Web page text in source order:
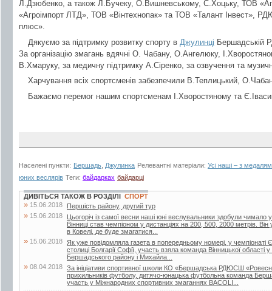
Л.Дзюбенко, а також Л.Бучеку, О.Вишневському, С.Хоцьку, ТОВ
«Агроімпорт ЛТД», ТОВ «Вінтехнопак» та ТОВ «Талант Інвест»,
плюс».
Дякуємо за підтримку розвитку спорту в Джулинці Бершадській
За організацію змагань вдячні О. Чабану, О.Ангелюку,
В.Хмаруку, за медичну підтримку А.Сіренко, за озвучення та
Харчування всіх спортсменів забезпечили В.Теплицький,
Бажаємо перемог нашим спортсменам І.Хворостяному та
Населені пункти: Бершадь Джулинка Релевантні матеріали: Усі наші – з
юних веслярів Теги: байдарках байдарці
ДИВІТЬСЯ ТАКОЖ В РОЗДІЛІ СПОРТ
» 15.06.2018 Першість району, другий тур
» 15.06.2018
Цьогоріч із самої весни наші юні веслувальники здобули чимало
Вінниці став чемпіоном у дистанціях на 200, 500, 2000 метрів.
в Ковелі, де буде змагатися...
» 15.06.2018
Як уже повідомляла газета в попередньому номері, у чемпіонаті
столиці Болгарії Софії, участь взяла команда Вінницької області
Бершадського району і Михайла...
» 08.04.2018 За ініціативи спортивної школи КО «Бершадська РДЮСШ
прихильників футболу, дитячо-юнацька футбольна команда
участь у Міжнародних спортивних змаганнях BACOLI...